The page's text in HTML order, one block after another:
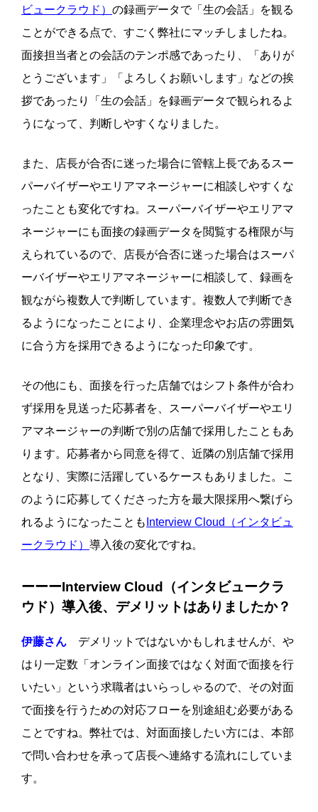
ビュークラウド） の録画データで「生の会話」を観る
ことができる点で、すごく弊社にマッチしましたね。
面接担当者との会話のテンポ感であったり、「ありが
とうございます」「よろしくお願いします」などの挨
拶であったり「生の会話」を録画データで観られるよ
うになって、判断しやすくなりました。
また、店長が合否に迷った場合に管轄上長であるスー
パーバイザーやエリアマネージャーに相談しやすくな
ったことも変化ですね。スーパーバイザーやエリアマ
ネージャーにも面接の録画データを閲覧する権限が与
えられているので、店長が合否に迷った場合はスーパ
ーバイザーやエリアマネージャーに相談して、録画を
観ながら複数人で判断しています。複数人で判断でき
るようになったことにより、企業理念やお店の雰囲気
に合う方を採用できるようになった印象です。
その他にも、面接を行った店舗ではシフト条件が合わ
ず採用を見送った応募者を、スーパーバイザーやエリ
アマネージャーの判断で別の店舗で採用したこともあ
ります。応募者から同意を得て、近隣の別店舗で採用
となり、実際に活躍しているケースもありました。こ
のように応募してくださった方を最大限採用へ繋げら
れるようになったことも Interview Cloud（インタビュ
ークラウド） 導入後の変化ですね。
ーーーInterview Cloud（インタビュークラ
ウド）導入後、デメリットはありましたか？
伊藤さん デメリットではないかもしれませんが、や
はり一定数「オンライン面接ではなく対面で面接を行
いたい」という求職者はいらっしゃるので、その対面
で面接を行うための対応フローを別途組む必要がある
ことですね。弊社では、対面面接したい方には、本部
で問い合わせを承って店長へ連絡する流れにしていま
す。